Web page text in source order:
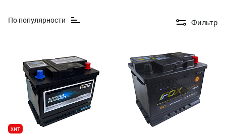
По популярности Фильтр
хит